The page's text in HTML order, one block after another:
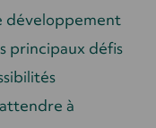
développement
principaux défis
à